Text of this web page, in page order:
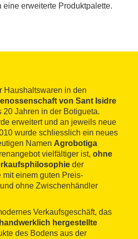
eine erweiterte Produktpalette.
Haushaltswaren in den
von Sant Isidre
20 Jahren in der Botigueta.
erweitert und an jeweils neue
wurde schliesslich ein neues
Namen Agrobotiga
vielfältiger ist, ohne
der
einem guten Preis-
ohne Zwischenhändler
Verkaufsgeschäft, das
hergestellte
des Bodens aus der